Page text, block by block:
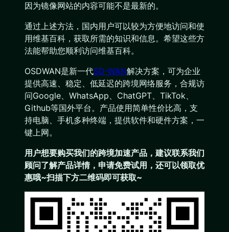
因为镜像网站的内容可能不是最新的。
通过上述方法，国内用户可以较为方便地访问和使
用维基百科，获取所需的知识和信息。希望这些方
法能帮助您顺利访问维基百科。
OSDWAN是新一代SD-WAN解决方案，可为企业
提供高速、稳定、低延迟的跨境网络服务，合规访
问Google、WhatsApp、ChatGPT、TikTok、
Github等国外平台。产品使用简单性价比高，支
持电脑、手机多种终端，提供软件和硬件方案，一
键上网。
用户想要购买我们的跨境加速产品 ，建议联系我们
顾问了解产品详情，申请免费试用，还可以领取优
惠哦~扫描下方二维码即可获取~